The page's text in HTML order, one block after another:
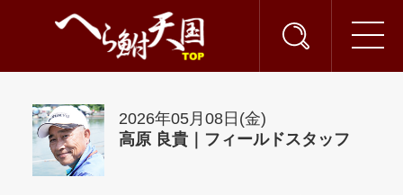
2026年05月08日(金)
高原 良貴｜フィールドスタッフ